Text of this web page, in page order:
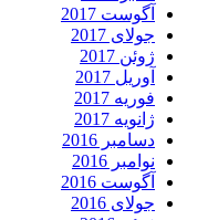
آگوست 2017
جولای 2017
ژوئن 2017
آوریل 2017
فوریه 2017
ژانویه 2017
دسامبر 2016
نوامبر 2016
آگوست 2016
جولای 2016